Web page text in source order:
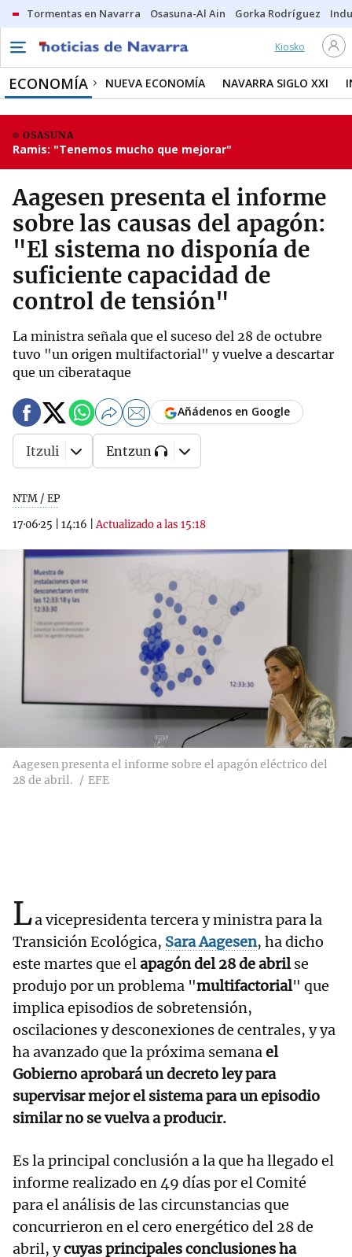
Tormentas en Navarra Osasuna-Al Ain Gorka Rodríguez
Kiosko
ECONOMÍA NUEVA ECONOMÍA NAVARRA SIGLO XXI
OSASUNA
Ramis: "Tenemos mucho que mejorar"
Aagesen presenta el informe
sobre las causas del apagón:
"El sistema no disponía de
suficiente capacidad de
control de tensión"
La ministra señala que el suceso del 28 de octubre
tuvo "un origen multifactorial" y vuelve a descartar
que un ciberataque
NTM / EP
17·06·25
14:16 |Actualizado a las 15:18
Añádenos en Google
Itzuli Entzun
Aagesen presenta el informe sobre el apagón eléctrico del
28 de abril.
EFE
La vicepresidenta tercera y ministra para la
Transición Ecológica, Sara Aagesen, ha dicho
este martes que elapagón del 28 de abrilse
produjo por un problema "multifactorial" que
implica episodios de sobretensión,
oscilaciones y desconexiones de centrales, y ya
ha avanzado que la próxima semanael
Gobierno aprobará un decreto ley para
supervisar mejor el sistema para un episodio
similar no se vuelva a producir.
Es la principal conclusión a la que ha llegado el
informe realizado en 49 días por el Comité
para el análisis de las circunstancias que
concurrieron en el cero energético del 28 de
abril, ycuyas principales conclusiones ha